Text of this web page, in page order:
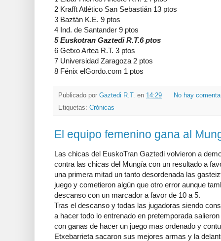
2 Krafft Atlético San Sebastián 13 ptos
3 Baztán K.E. 9 ptos
4 Ind. de Santander 9 ptos
5 Euskotran Gaztedi R.T.6 ptos
6 Getxo Artea R.T. 3 ptos
7 Universidad Zaragoza 2 ptos
8 Fénix elGordo.com 1 ptos
Publicado por Gaztedi R.T. en 14:29
No hay
Etiquetas: Crónicas
El equipo femenino gana al
Las chicas del EuskoTran Gaztedi volvieron a
contra las chicas del Mungía con un resultado a
una primera mitad un tanto desordenada las
juego y cometieron algún que otro error aunque
descanso con un marcador a favor de 10 a 5.
Tras el descanso y todas las jugadoras siendo
a hacer todo lo entrenado en pretemporada
con ganas de hacer un juego mas ordenado y
Etxebarrieta sacaron sus mejores armas y la